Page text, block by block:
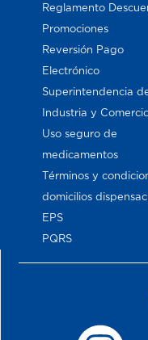
Reglamento
Promociones
Reversión Pago
Electrónico
Superintendencia
Industria y
Uso seguro de
medicamentos
Términos y
domicilios
EPS
PQRS